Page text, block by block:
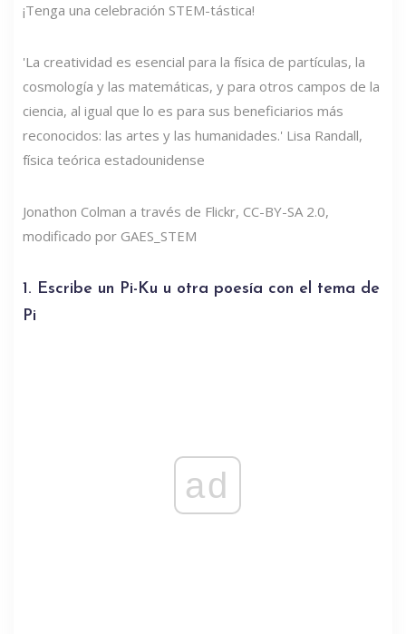
¡Tenga una celebración STEM-tástica!
'La creatividad es esencial para la física de partículas, la
cosmología y las matemáticas, y para otros campos de la
ciencia, al igual que lo es para sus beneficiarios más
reconocidos: las artes y las humanidades.' Lisa Randall,
física teórica estadounidense
Jonathon Colman a través de Flickr, CC-BY-SA 2.0,
modificado por GAES_STEM
1. Escribe un Pi-Ku u otra poesía con el tema de
Pi
ad